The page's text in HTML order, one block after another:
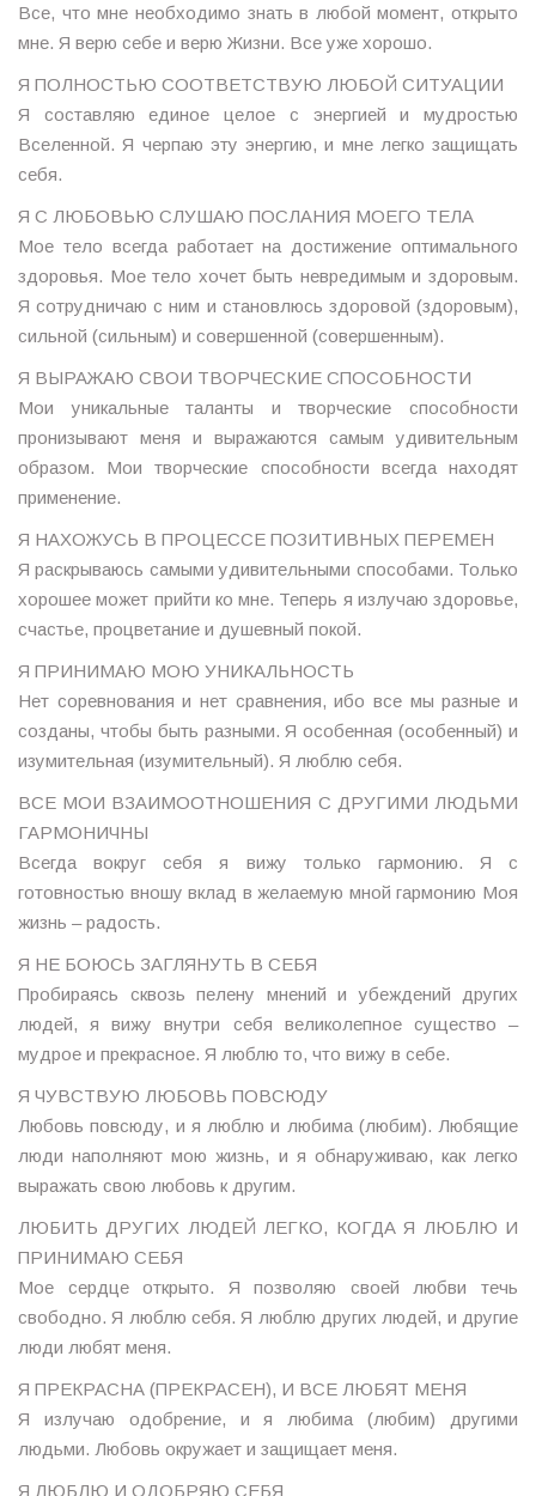
Все, что мне необходимо знать в любой момент, открыто
мне. Я верю себе и верю Жизни. Все уже хорошо.
Я ПОЛНОСТЬЮ СООТВЕТСТВУЮ ЛЮБОЙ СИТУАЦИИ
Я составляю единое целое с энергией и мудростью
Вселенной. Я черпаю эту энергию, и мне легко защищать
себя.
Я С ЛЮБОВЬЮ СЛУШАЮ ПОСЛАНИЯ МОЕГО ТЕЛА
Мое тело всегда работает на достижение оптимального
здоровья. Мое тело хочет быть невредимым и здоровым.
Я сотрудничаю с ним и становлюсь здоровой (здоровым),
сильной (сильным) и совершенной (совершенным).
Я ВЫРАЖАЮ СВОИ ТВОРЧЕСКИЕ СПОСОБНОСТИ
Мои уникальные таланты и творческие способности
пронизывают меня и выражаются самым удивительным
образом. Мои творческие способности всегда находят
применение.
Я НАХОЖУСЬ В ПРОЦЕССЕ ПОЗИТИВНЫХ ПЕРЕМЕН
Я раскрываюсь самыми удивительными способами. Только
хорошее может прийти ко мне. Теперь я излучаю здоровье,
счастье, процветание и душевный покой.
Я ПРИНИМАЮ МОЮ УНИКАЛЬНОСТЬ
Нет соревнования и нет сравнения, ибо все мы разные и
созданы, чтобы быть разными. Я особенная (особенный) и
изумительная (изумительный). Я люблю себя.
ВСЕ МОИ ВЗАИМООТНОШЕНИЯ С ДРУГИМИ ЛЮДЬМИ
ГАРМОНИЧНЫ
Всегда вокруг себя я вижу только гармонию. Я с
готовностью вношу вклад в желаемую мной гармонию Моя
жизнь – радость.
Я НЕ БОЮСЬ ЗАГЛЯНУТЬ В СЕБЯ
Пробираясь сквозь пелену мнений и убеждений других
людей, я вижу внутри себя великолепное существо –
мудрое и прекрасное. Я люблю то, что вижу в себе.
Я ЧУВСТВУЮ ЛЮБОВЬ ПОВСЮДУ
Любовь повсюду, и я люблю и любима (любим). Любящие
люди наполняют мою жизнь, и я обнаруживаю, как легко
выражать свою любовь к другим.
ЛЮБИТЬ ДРУГИХ ЛЮДЕЙ ЛЕГКО, КОГДА Я ЛЮБЛЮ И
ПРИНИМАЮ СЕБЯ
Мое сердце открыто. Я позволяю своей любви течь
свободно. Я люблю себя. Я люблю других людей, и другие
люди любят меня.
Я ПРЕКРАСНА (ПРЕКРАСЕН), И ВСЕ ЛЮБЯТ МЕНЯ
Я излучаю одобрение, и я любима (любим) другими
людьми. Любовь окружает и защищает меня.
Я ЛЮБЛЮ И ОДОБРЯЮ СЕБЯ